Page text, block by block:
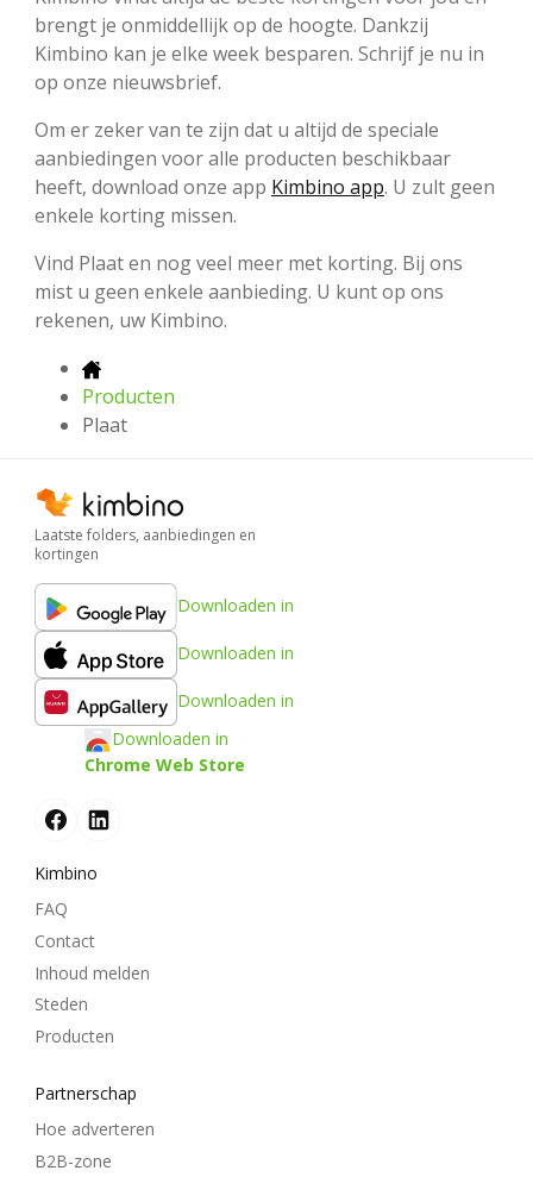
brengt je onmiddellijk op de hoogte. Dankzij
Kimbino kan je elke week besparen. Schrijf je nu in
op onze nieuwsbrief.
Om er zeker van te zijn dat u altijd de speciale
aanbiedingen voor alle producten beschikbaar
heeft, download onze app Kimbino app. U zult geen
enkele korting missen.
Vind Plaat en nog veel meer met korting. Bij ons
mist u geen enkele aanbieding. U kunt op ons
rekenen, uw Kimbino.
Producten
Plaat
Laatste folders, aanbiedingen en
kortingen
Downloaden in
Downloaden in
Downloaden in
Downloaden in
Chrome Web Store
Kimbino
FAQ
Contact
Inhoud melden
Steden
Producten
Partnerschap
Hoe adverteren
B2B-zone